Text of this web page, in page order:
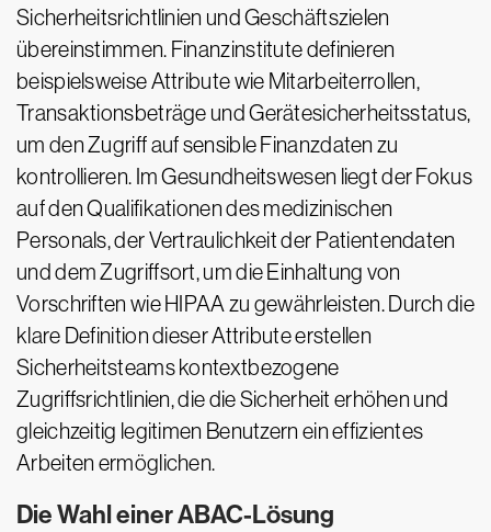
Sicherheitsrichtlinien und Geschäftszielen
übereinstimmen. Finanzinstitute definieren
beispielsweise Attribute wie Mitarbeiterrollen,
Transaktionsbeträge und Gerätesicherheitsstatus,
um den Zugriff auf sensible Finanzdaten zu
kontrollieren. Im Gesundheitswesen liegt der Fokus
auf den Qualifikationen des medizinischen
Personals, der Vertraulichkeit der Patientendaten
und dem Zugriffsort, um die Einhaltung von
Vorschriften wie HIPAA zu gewährleisten. Durch die
klare Definition dieser Attribute erstellen
Sicherheitsteams kontextbezogene
Zugriffsrichtlinien, die die Sicherheit erhöhen und
gleichzeitig legitimen Benutzern ein effizientes
Arbeiten ermöglichen.
Die Wahl einer ABAC-Lösung